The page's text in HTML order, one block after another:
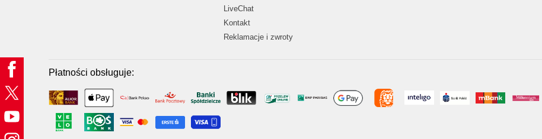
LiveChat
Kontakt
Reklamacje i zwroty
Płatności obsługuje: